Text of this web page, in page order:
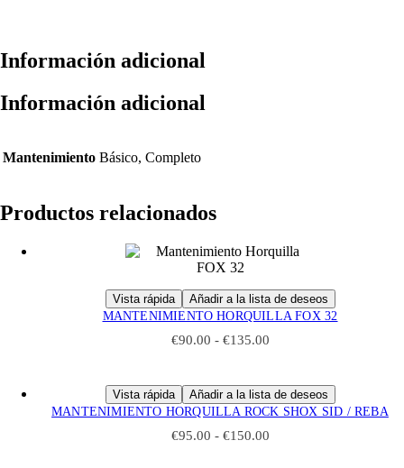
Información adicional
Información adicional
Mantenimiento Básico, Completo
Productos relacionados
Vista rápida Añadir a la lista de deseos
Este
tiene
Las
opciones
se
pueden
MANTENIMIENTO HORQUILLA FOX 32
€90.00 - €135.00Rango
desde
€90.00
hasta
€135.00
Vista rápida Añadir a la lista de deseos
Este
tiene
MANTENIMIENTO HORQUILLA ROCK SHOX SID / REBA
€95.00 - €150.00Rango